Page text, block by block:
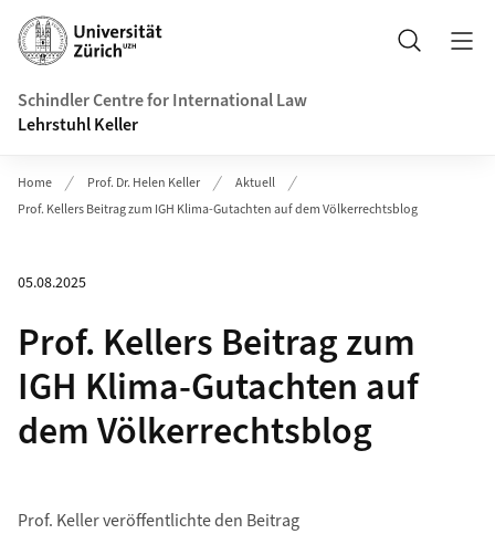
Header
Suche
Schindler Centre for International Law
Lehrstuhl Keller
Home Prof. Dr. Helen Keller
Aktuell
Prof. Kellers Beitrag zum IGH Klima-Gutachten auf dem Völkerrechtsblog
05.08.2025
Prof. Kellers Beitrag zum
IGH Klima-Gutachten auf
dem Völkerrechtsblog
Prof. Keller veröffentlichte den Beitrag